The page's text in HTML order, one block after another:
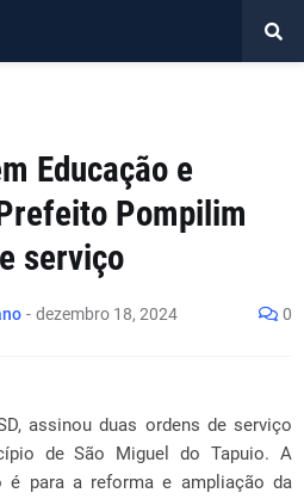
Educação e
Pompilim
serviço
- dezembro 18, 2024 0
assinou duas ordens de serviço
de São Miguel do Tapuio. A
é para a reforma e ampliação da